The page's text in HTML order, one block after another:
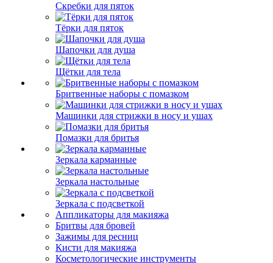
Скребки для пяток
Тёрки для пяток
Шапочки для душа
Щётки для тела
Бритвенные наборы с помазком
Машинки для стрижки в носу и ушах
Помазки для бритья
Зеркала карманные
Зеркала настольные
Зеркала с подсветкой
Аппликаторы для макияжа
Бритвы для бровей
Зажимы для ресниц
Кисти для макияжа
Косметологические инструменты